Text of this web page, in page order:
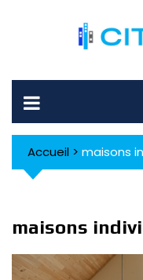
Accueil > maisons
maisons